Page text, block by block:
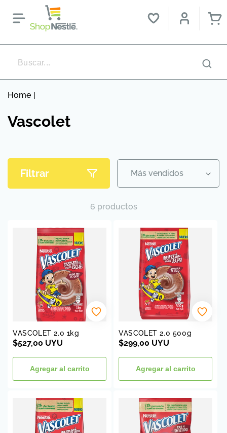
Ir directamente
al contenido
Home |
C
l
c
Vascolet
Filtrar
6 productos
VASCOLET 2.0 1kg
Precio
$527,00 UYU
Agregar al carrito
VASCOLET 2.0 500g
Precio
$299,00 UYU
Agregar al carrito